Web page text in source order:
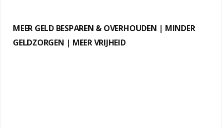
MEER GELD BESPAREN & OVERHOUDEN | MINDER
GELDZORGEN | MEER VRIJHEID